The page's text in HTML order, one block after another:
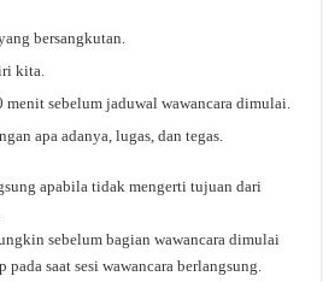
bersangkutan.
kita.
sebelum jaduwal wawancara dimulai.
apa adanya, lugas, dan tegas.
apabila tidak mengerti tujuan dari
sebelum bagian wawancara dimulai
saat sesi wawancara berlangsung.